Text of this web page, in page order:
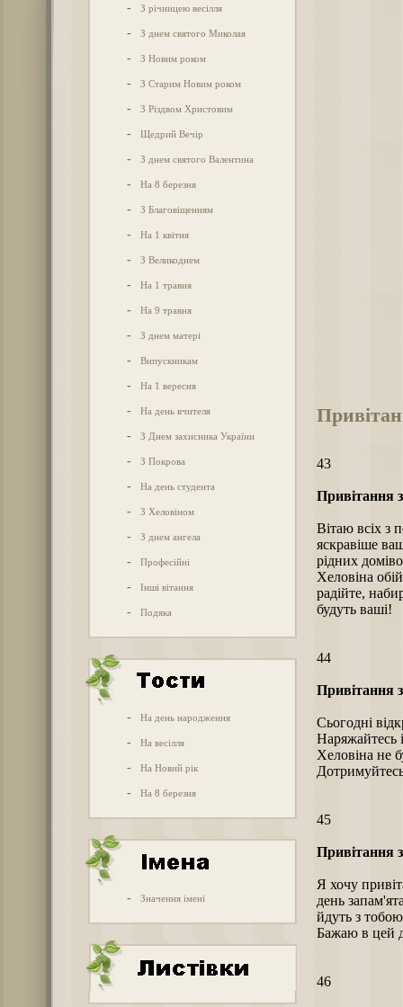
- З річницею весілля
- З днем святого Миколая
- З Новим роком
- З Старим Новим роком
- З Різдвом Христовим
- Щедрий Вечір
- З днем святого Валентина
- На 8 березня
- З Благовіщенням
- На 1 квітня
- З Великоднем
- На 1 травня
- На 9 травня
- З днем матері
- Випускникам
- На 1 вересня
- На день вчителя
- З Днем захисника України
- З Покрова
- На день студента
- З Хеловіном
- З днем ангела
- Професійні
- Інші вітання
- Подяка
- На день народження
- На весілля
- На Новий рік
- На 8 березня
- Значення імені
43
Привітання
Вітаю всіх з
яскравіше
рідних
Хеловіна
радійте,
будуть ваші!
44
Привітання
Сьогодні
Наряжайтесь
Хеловіна не
45
Привітання
Я хочу
день
йдуть з
Бажаю в цей
46